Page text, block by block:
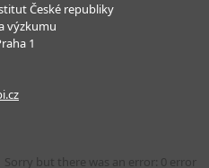
Sorry but there was an error: 0 error
České republiky
výzkumu
1